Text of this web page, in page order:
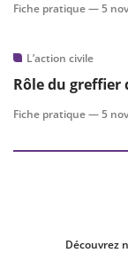
Fiche pratique —5
L’action civile
Rôle du greffier
Fiche pratique —5
Découvrez